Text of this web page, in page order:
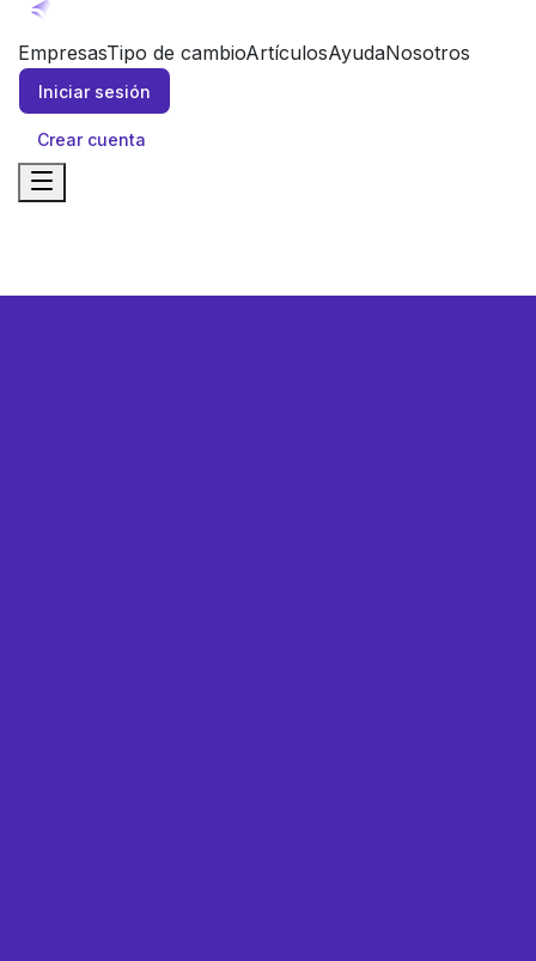
EmpresasTipo de cambioArtículosAyudaNosotros
Iniciar sesión
Crear cuenta